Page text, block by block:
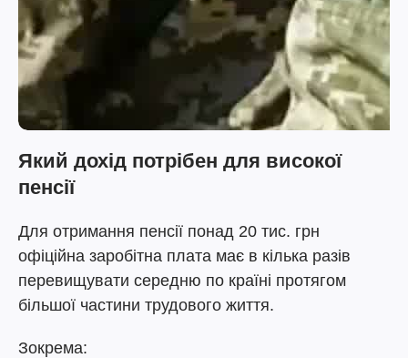
Який дохід потрібен для високої
пенсії
Для отримання пенсії понад 20 тис. грн
офіційна заробітна плата має в кілька разів
перевищувати середню по країні протягом
більшої частини трудового життя.
Зокрема: